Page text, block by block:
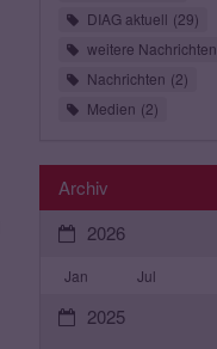
DIAG aktuell 29
weitere Nachrichten
Nachrichten 2
Medien 2
Archiv
2026
Jan Jul
2025